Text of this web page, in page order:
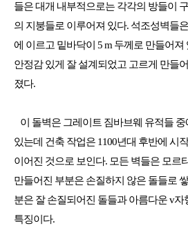
들은 대개 내부적으로는 각각의 방들이
의 지붕들로 이루어져 있다. 석조성벽들
에 이르고 밑바닥이 5 m 두께로 만들어
안정감 있게 잘 설계되었고 고르게 만들
졌다.
이 돌벽은 그레이트 짐바브웨 유적들
있는데 건축 작업은 1100년대 후반에 시
이어진 것으로 보인다. 모든 벽들은 모르
만들어진 부분은 손질하지 않은 돌들로
분은 잘 손질되어진 돌들과 아름다운 v자
특징이다.